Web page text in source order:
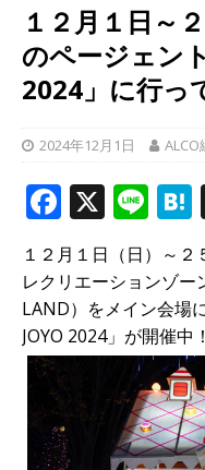
１２月１日～
のページェン
2024」に行っ
2024年12月1日 ALCO
F
a
c
e
b
o
k
X Li
e
a
１２月１日（日）～
レクリエーションゾー
LAND）をメイン会場
JOYO 2024」が開催中